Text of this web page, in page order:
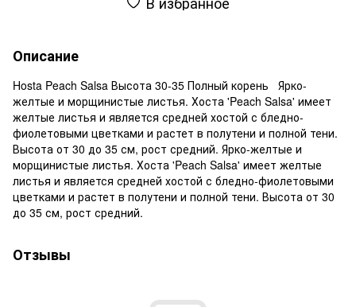
Описание
Hosta Peach Salsa Высота 30-35 Полный корень Ярко-
желтые и морщинистые листья. Хоста 'Peach Salsa' имеет
желтые листья и является средней хостой с бледно-
фиолетовыми цветками и растет в полутени и полной тени.
Высота от 30 до 35 см, рост средний. Ярко-желтые и
морщинистые листья. Хоста 'Peach Salsa' имеет желтые
листья и является средней хостой с бледно-фиолетовыми
цветками и растет в полутени и полной тени. Высота от 30
до 35 см, рост средний.
Отзывы